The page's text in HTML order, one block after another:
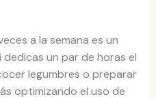
a la semana es un
un par de horas el
legumbres o preparar
optimizando el uso de